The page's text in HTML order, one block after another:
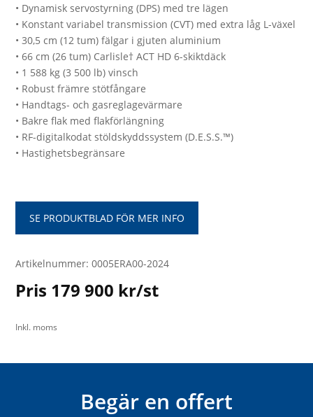
• Dynamisk servostyrning (DPS) med tre lägen
• Konstant variabel transmission (CVT) med extra låg L-växel
• 30,5 cm (12 tum) fälgar i gjuten aluminium
• 66 cm (26 tum) Carlisle† ACT HD 6-skiktdäck
• 1 588 kg (3 500 lb) vinsch
• Robust främre stötfångare
• Handtags- och gasreglagevärmare
• Bakre flak med flakförlängning
• RF-digitalkodat stöldskyddssystem (D.E.S.S.™)
• Hastighetsbegränsare
SE PRODUKTBLAD FÖR MER INFO
Artikelnummer: 0005ERA00-2024
Pris 179 900 kr/st
Inkl. moms
Begär en offert